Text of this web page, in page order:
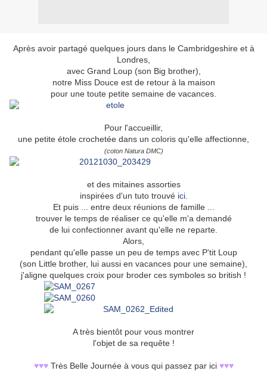
Après avoir partagé quelques jours dans le Cambridgeshire et à
Londres,
avec Grand Loup (son Big brother),
notre Miss Douce est de retour à la maison
pour une toute petite semaine de vacances.
Pour l'accueillir,
une petite étole crochetée dans un coloris qu'elle affectionne,
(coton Natura DMC)
et des mitaines assorties
inspirées d'un tuto trouvé ici.
Et puis ... entre deux réunions de famille ...
trouver le temps de réaliser ce qu'elle m'a demandé
de lui confectionner avant qu'elle ne reparte.
Alors,
pendant qu'elle passe un peu de temps avec P'tit Loup
(son Little brother, lui aussi en vacances pour une semaine),
j'aligne quelques croix pour broder ces symboles so british !
A très bientôt pour vous montrer
l'objet de sa requête !
♥♥♥Très Belle Journée à vous qui passez par ici ♥♥♥